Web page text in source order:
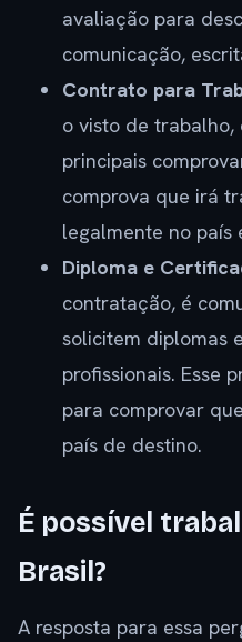
avaliação para
comunicação,
Contrato para
o visto de
principais
comprova que irá
legalmente no país
Diploma e
contratação, é
solicitem diplomas
profissionais. Esse
para comprovar
país de destino.
É possível
Brasil?
A resposta para essa